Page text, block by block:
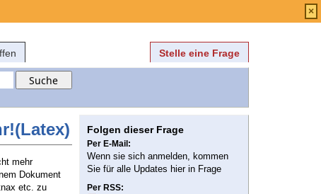
Stelle eine Frage
mehr
Dokument
etc. zu
Folgen dieser Frage
Per E-Mail:
Wenn sie sich anmelden, kommen
Sie für alle Updates hier in Frage
Per RSS:
×